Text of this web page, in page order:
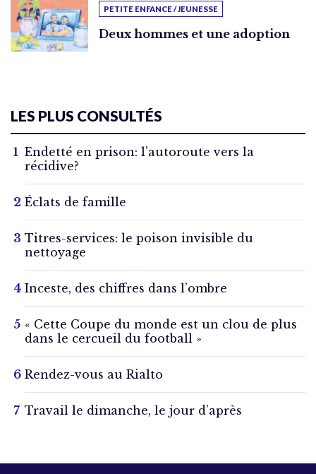
PETITE ENFANCE / JEUNESSE
Deux hommes et une adoption
LES PLUS CONSULTÉS
Endetté en prison: l’autoroute vers la
récidive?
Éclats de famille
Titres-services: le poison invisible du
nettoyage
Inceste, des chiffres dans l’ombre
« Cette Coupe du monde est un clou de plus
dans le cercueil du football »
Rendez-vous au Rialto
Travail le dimanche, le jour d’après